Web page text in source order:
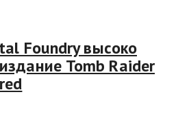
Foundry высоко
Tomb Raider